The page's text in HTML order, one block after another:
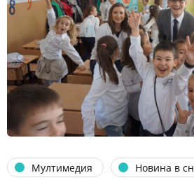
Мултимедия Новина в